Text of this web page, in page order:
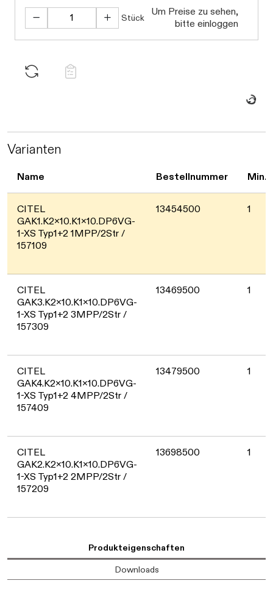
Stück
Um Preise zu sehen,
bitte einloggen
Varianten
Name Bestellnummer Min.
CITEL
GAK1.K2x10.K1x10.DP6VG-
1-XS Typ1+2 1MPP/2Str /
157109
13454500 1
CITEL
GAK3.K2x10.K1x10.DP6VG-
1-XS Typ1+2 3MPP/2Str /
157309
13469500 1
CITEL
GAK4.K2x10.K1x10.DP6VG-
1-XS Typ1+2 4MPP/2Str /
157409
13479500 1
CITEL
GAK2.K2x10.K1x10.DP6VG-
1-XS Typ1+2 2MPP/2Str /
157209
13698500 1
Produkteigenschaften
Downloads